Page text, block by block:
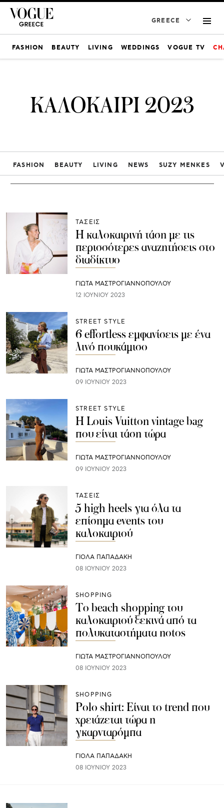
GREECE
FASHION BEAUTY LIVING WEDDINGS VOGUE TV
ΚΑΛΟΚΑΙΡΙ 2023
FASHION BEAUTY LIVING NEWS SUZY MENKES
ΤΑΣΕΙΣ
Η καλοκαιρινή τάση με τις
περισσότερες αναζητήσεις στο
διαδίκτυο
ΓΙΩΤΑ ΜΑΣΤΡΟΓΙΑΝΝΟΠΟΥΛΟΥ
12 ΙΟΥΝΊΟΥ 2023
STREET STYLE
6 effortless εμφανίσεις με ένα
λινό πουκάμισο
ΓΙΩΤΑ ΜΑΣΤΡΟΓΙΑΝΝΟΠΟΥΛΟΥ
09 ΙΟΥΝΊΟΥ 2023
STREET STYLE
Η Louis Vuitton vintage bag
που είναι τάση τώρα
ΓΙΩΤΑ ΜΑΣΤΡΟΓΙΑΝΝΟΠΟΥΛΟΥ
09 ΙΟΥΝΊΟΥ 2023
ΤΑΣΕΙΣ
5 high heels για όλα τα
επίσημα events του
καλοκαιριού
ΓΙΌΛΑ ΠΑΠΑΔΆΚΗ
08 ΙΟΥΝΊΟΥ 2023
SHOPPING
To beach shopping του
καλοκαιριού ξεκινά από τα
πολυκαταστήματα notos
ΓΙΩΤΑ ΜΑΣΤΡΟΓΙΑΝΝΟΠΟΥΛΟΥ
08 ΙΟΥΝΊΟΥ 2023
SHOPPING
Polo shirt: Είναι το trend που
χρειάζεται τώρα η
γκαρνταρόμπα
ΓΙΌΛΑ ΠΑΠΑΔΆΚΗ
08 ΙΟΥΝΊΟΥ 2023